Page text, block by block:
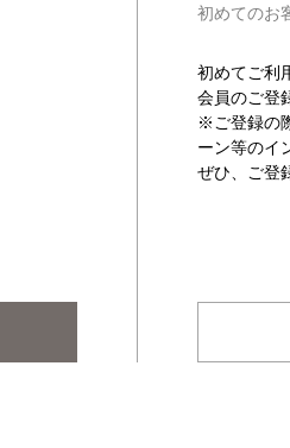
初めてのお
初めてご利
会員のご登
※ご登録の
ーン等のイ
ぜひ、ご登